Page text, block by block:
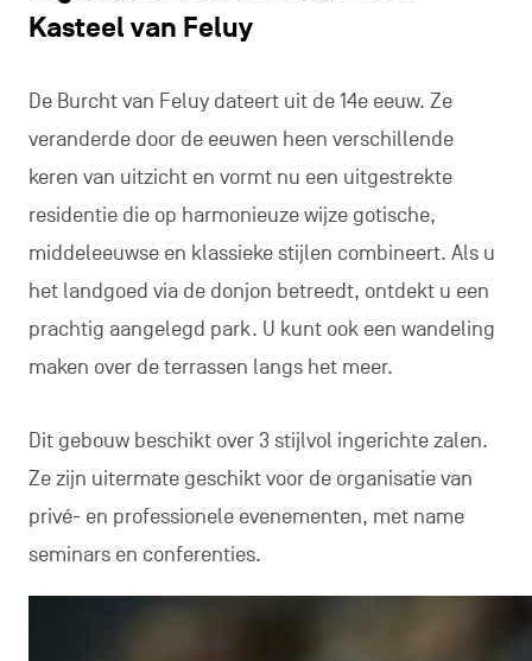
Kasteel van Feluy
De Burcht van Feluy dateert uit de 14e eeuw. Ze
veranderde door de eeuwen heen verschillende
keren van uitzicht en vormt nu een uitgestrekte
residentie die op harmonieuze wijze gotische,
middeleeuwse en klassieke stijlen combineert. Als u
het landgoed via de donjon betreedt, ontdekt u een
prachtig aangelegd park. U kunt ook een wandeling
maken over de terrassen langs het meer.
Dit gebouw beschikt over 3 stijlvol ingerichte zalen.
Ze zijn uitermate geschikt voor de organisatie van
privé- en professionele evenementen, met name
seminars en conferenties.